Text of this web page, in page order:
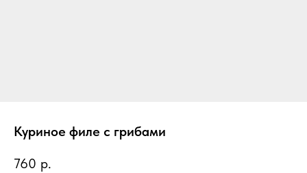
Куриное филе с грибами
760 р.